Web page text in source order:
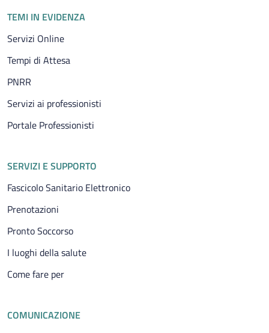
TEMI IN EVIDENZA
Servizi Online
Tempi di Attesa
PNRR
Servizi ai professionisti
Portale Professionisti
SERVIZI E SUPPORTO
Fascicolo Sanitario Elettronico
Prenotazioni
Pronto Soccorso
I luoghi della salute
Come fare per
COMUNICAZIONE